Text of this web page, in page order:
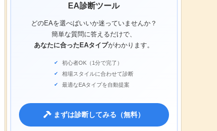
EA診断ツール
どのEAを選べばいいか迷っていませんか？
簡単な質問に答えるだけで、
あなたに合ったEAタイプがわかります。
初心者OK（1分で完了）
相場スタイルに合わせて診断
最適なEAタイプを自動提案
まずは診断してみる（無料）